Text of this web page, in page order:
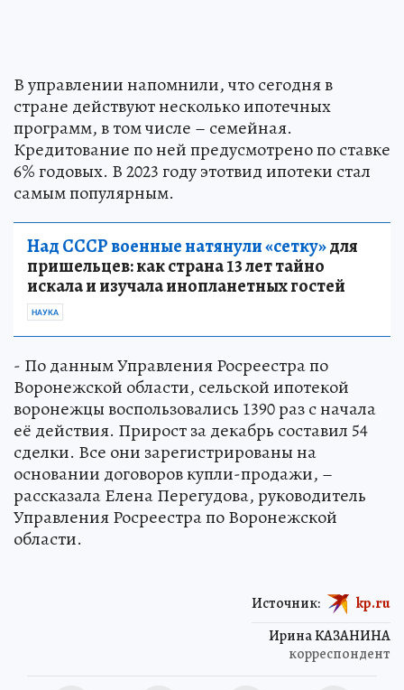
В управлении напомнили, что сегодня в
стране действуют несколько ипотечных
программ, в том числе – семейная.
Кредитование по ней предусмотрено по ставке
6% годовых. В 2023 году этотвид ипотеки стал
самым популярным.
Над СССР военные натянули «сетку»для
пришельцев: как страна 13 лет тайно
искала и изучала инопланетных гостей
НАУКА
- По данным Управления Росреестра по
Воронежской области, сельской ипотекой
воронежцы воспользовались 1390 раз с начала
её действия. Прирост за декабрь составил 54
сделки. Все они зарегистрированы на
основании договоров купли-продажи, –
рассказала Елена Перегудова, руководитель
Управления Росреестра по Воронежской
области.
Ирина КАЗАНИНА
корреспондент
Источник: kp.ru